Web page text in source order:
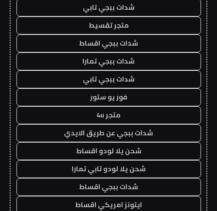
شدات ببجي تابي
متجر تقسيط
شدات ببجي اقساط
شدات ببجي تمارا
شدات ببجي تابي
فور يو ستور
متجر 4u
شدات ببجي عن طريق الايدي
شحن يلا لودو اقساط
شحن يلا لودو تابي تمارا
شدات ببجي اقساط
ايتونز امريكي اقساط